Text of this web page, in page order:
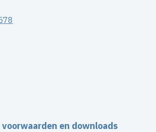
voorwaarden en downloads